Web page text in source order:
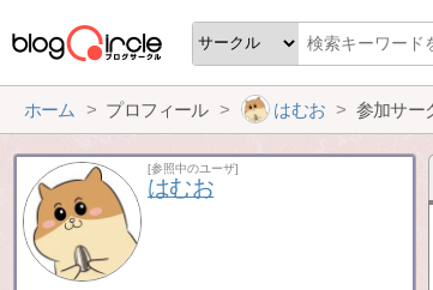
ホーム プロフィール はむお 参加サー
[参照中のユーザ]
はむお